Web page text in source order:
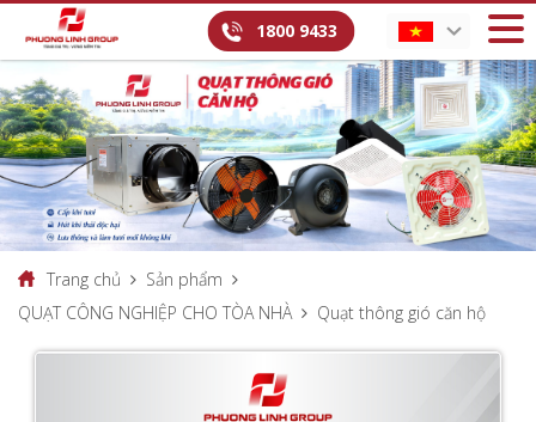
1800 9433
Trang chủ
Sản phẩm
QUẠT CÔNG NGHIỆP CHO TÒA NHÀ
Quạt thông gió căn hộ